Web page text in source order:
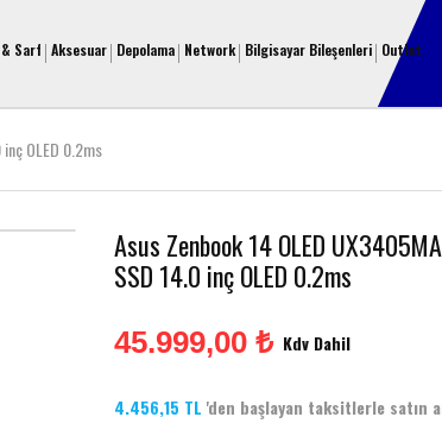
& Sarf Aksesuar Depolama Network Bilgisayar Bileşenleri Outlet
OLED 0.2ms
Asus Zenbook 14 OLED
SSD 14.0 inç OLED 0.2ms
45.999,00 ₺ Kdv Dahil
4.456,15 TL 'den başlayan taksitlerle satın